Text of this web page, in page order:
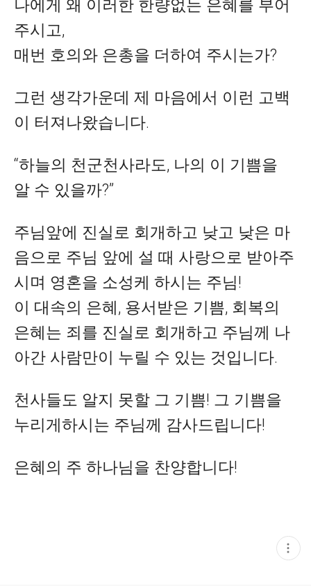
나에게 왜 이러한 한량없는 은혜를 부어
주시고,
매번 호의와 은총을 더하여 주시는가?
그런 생각가운데 제 마음에서 이런 고백
이 터져나왔습니다.
“하늘의 천군천사라도, 나의 이 기쁨을
알 수 있을까?”
주님앞에 진실로 회개하고 낮고 낮은 마
음으로 주님 앞에 설 때 사랑으로 받아주
시며 영혼을 소성케 하시는 주님!
이 대속의 은혜, 용서받은 기쁨, 회복의
은혜는 죄를 진실로 회개하고 주님께 나
아간 사람만이 누릴 수 있는 것입니다.
천사들도 알지 못할 그 기쁨! 그 기쁨을
누리게하시는 주님께 감사드립니다!
은혜의 주 하나님을 찬양합니다!
현
재